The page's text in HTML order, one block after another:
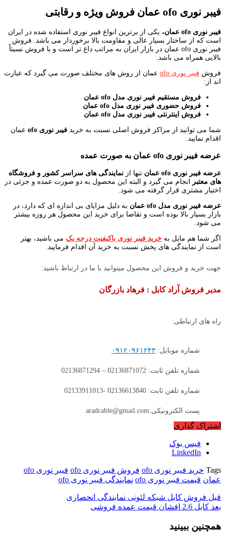
فیبر نوری ofo عمان فروش ویژه و رقابتی
فیبر نوری ofo عمان،
یکی از برترین انواع فیبر نوری استفاده شده در ایران
است که از ساختار بسیار عالی و مقاومت بالا برخوردار می باشد. فروش
فیبر نوری ofo عمان در بازار ایران به مراتب داغ تر است و با فروش نسبتاً
بالایی همراه می باشد.
فروش فیبر نوری ofo
عمان از روش های مختلف صورت می گیرد که عبارت
اند از:
فروش مستقیم فیبر نوری مدل ofo عمان
فروش حضوری فیبر نوری مدل ofo عمان
فروش اینترنتی فیبر نوری مدل ofo عمان
شما می توانید از مراکز فروش اصلی نسبت به خرید فیبر نوری ofo
عمان
اقدام نمایید.
عرضه فیبر نوری ofo عمان به صورت عمده
عرضه فیبر نوری ofo عمان تنها از نمایندگی های سراسر کشور و فروشگاه
های معتبر
انجام می گیرد و البته این محصول به دو صورت عمده و جزئی در
اختیار مشتری قرار گرفته می شود.
عرضه فیبر نوری مدل ofo عمان
به دلیل مزایای بی اندازه ای که دارد، در
بازار بسیار بالا بوده است و تقاضا برای خرید این محصول هر روزه بیشتر
می شود.
اگر شما هم مایل به خرید فیبر نوری باکیفیت درجه یک می باشید، بهتر
است از نمایندگی های پخش نسبت به خرید آن اقدام فرمایید.
جهت خرید و فروش این محصول میتوانید با ما در ارتباط باشید:
مدیر فروش آراد کابل : فرهاد بازرگان
راه های ارتباطی:
شماره موبایل: ۰۹۱۲۰۹۶۱۲۴۳
شماره تلفن ثابت: 02136871072 – 02136871294
شماره تلفن ثابت: 02136613840 -02133911013
پست الکترونیکی:aradcable@gmail.com
اشتراک گذاری
فیس بوک
LinkedIn
Tags خرید فیبر نوری ofo فروش فیبر نوری ofo
فیبر نوری ofo
عمان قیمت فیبر نوری ofo نمایندگی فیبر نوری ofo
قبل فروش کابل شبکه لئونی نمایندگی انحصاری
بعد کابل 2.6 افشان قیمت عمده فروشی
همچنین ببینید